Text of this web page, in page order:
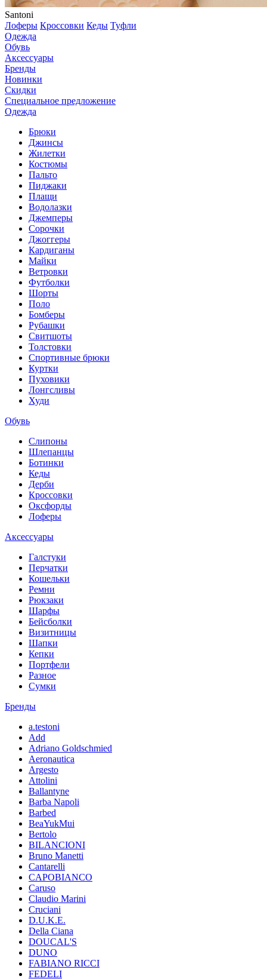
Santoni
Лоферы Кроссовки Кеды Туфли
Одежда
Обувь
Аксессуары
Бренды
Новинки
Скидки
Специальное предложение
Одежда
Брюки
Джинсы
Жилетки
Костюмы
Пальто
Пиджаки
Плащи
Водолазки
Джемперы
Сорочки
Джоггеры
Кардиганы
Майки
Ветровки
Футболки
Шорты
Поло
Бомберы
Рубашки
Свитшоты
Толстовки
Спортивные брюки
Куртки
Пуховики
Лонгсливы
Худи
Обувь
Слипоны
Шлепанцы
Ботинки
Кеды
Дерби
Кроссовки
Оксфорды
Лоферы
Аксессуары
Галстуки
Перчатки
Кошельки
Ремни
Рюкзаки
Шарфы
Бейсболки
Визитницы
Шапки
Кепки
Портфели
Разное
Сумки
Бренды
a.testoni
Add
Adriano Goldschmied
Aeronautica
Argesto
Attolini
Ballantyne
Barba Napoli
Barbed
BeaYukMui
Bertolo
BILANCIONI
Bruno Manetti
Cantarelli
CAPOBIANCO
Caruso
Claudio Marini
Cruciani
D.U.K.E.
Della Ciana
DOUCAL'S
DUNO
FABIANO RICCI
FEDELI